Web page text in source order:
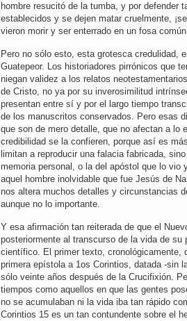
hombre resucitó de la tumba, y por defender
establecidos y se dejen matar cruelmente,
vieron morir y ser enterrado en un fosa
Pero no sólo esto, esta grotesca credulidad,
Guatepeor. Los historiadores pirrónicos que
niegan validez a los relatos
de Cristo, no ya por su inverosimilitud
presentan entre sí y por el largo tiempo
de los manuscritos conservados. Pero esas
que son de mero detalle, que no afectan a lo
credibilidad se la confieren, porque así es
limitan a reproducir una falacia fabricada,
memoria personal, o la del apóstol que lo
aquel hombre inolvidable que fue Jesús de
nos altera muchos detalles y circunstancias
aunque no lo importante.
Y esa afirmación tan reiterada de que el
posteriormente al transcurso de la vida de su
científico. El primer texto, cronológicamente,
primera epístola a 1os Corintios, datada -sin
sólo veinte años después de la Crucifixión.
tiempos como aquellos en que las gentes
no se acumulaban ni la vida iba tan rápido
Corintios 15 es un tan contundente sobre el